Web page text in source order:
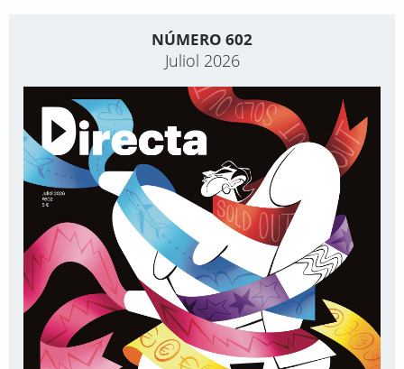
NÚMERO 602
Juliol 2026